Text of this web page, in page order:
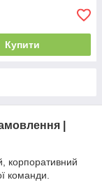
Купити
|
корпоративний
команди.